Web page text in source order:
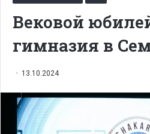
Вековой
гимназия в
13.10.2024